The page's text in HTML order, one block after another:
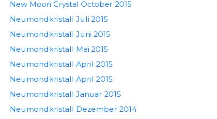
New Moon Crystal October 2015
Neumondkristall Juli 2015
Neumondkristall Juni 2015
Neumondkristall Mai 2015
Neumondkristall April 2015
Neumondkristall April 2015
Neumondkristall Januar 2015
Neumondkristall Dezember 2014